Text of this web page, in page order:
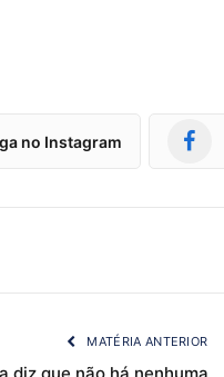
no Instagram
MATÉRIA ANTERIOR